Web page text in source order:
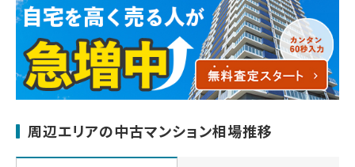
周辺エリアの中古マンション相場推移